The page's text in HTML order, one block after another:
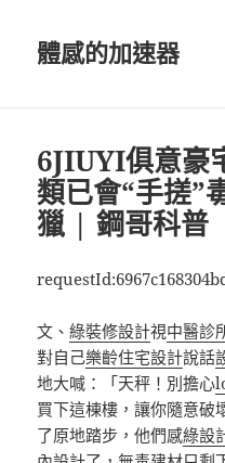
體感的加速器
6JIUYI俱意豪
類已會“手搓”
獵 | 鋼哥科普
文、綠裝修設計視中醫診
對自己樂齡住宅設計說話
地大喊：「天秤！別擔心
買下這棟樓，讓你隨意破
了原地踏步，他們感綠設